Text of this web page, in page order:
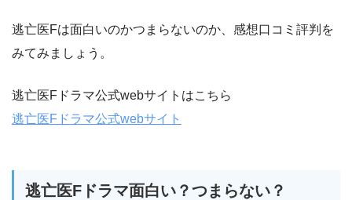
逃亡医Fは面白いのかつまらないのか、感想口コミ評判を
みてみましょう。
逃亡医Fドラマ公式webサイトはこちら
逃亡医Fドラマ公式webサイト
逃亡医Fドラマ面白い？つまらない？